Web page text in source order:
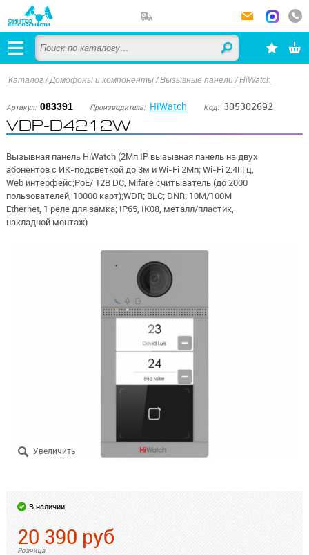
Каталог/Домофоны и компоненты /Вызывные панели /HiWatch
Артикул: 083391 Производитель: HiWatch Код: 305302692
VDP-D4212W
Вызывная панель HiWatch (2Мп IP вызывная панель на двух
абонентов с ИК-подсветкой до 3м и Wi-Fi 2Мп; Wi-Fi 2.4ГГц,
Web интерфейс;PoE/ 12В DC, Mifare считыватель (до 2000
пользователей, 10000 карт);WDR; BLC; DNR; 10M/100M
Ethernet, 1 реле для замка; IP65, IK08, металл/пластик,
накладной монтаж)
В наличии
20 390 руб
Розница